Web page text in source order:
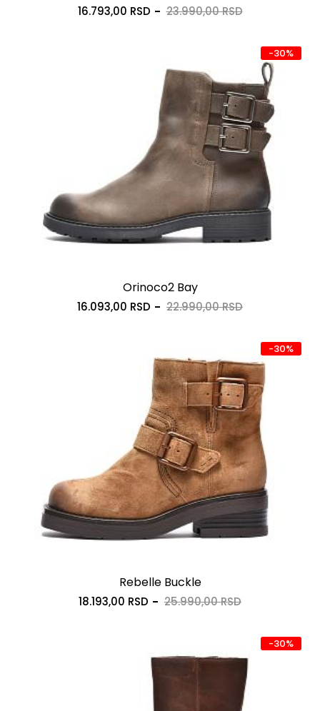
16.793,00 RSD 23.990,00 RSD
-30%
Orinoco2 Bay
16.093,00 RSD 22.990,00 RSD
-30%
Rebelle Buckle
18.193,00 RSD 25.990,00 RSD
-30%